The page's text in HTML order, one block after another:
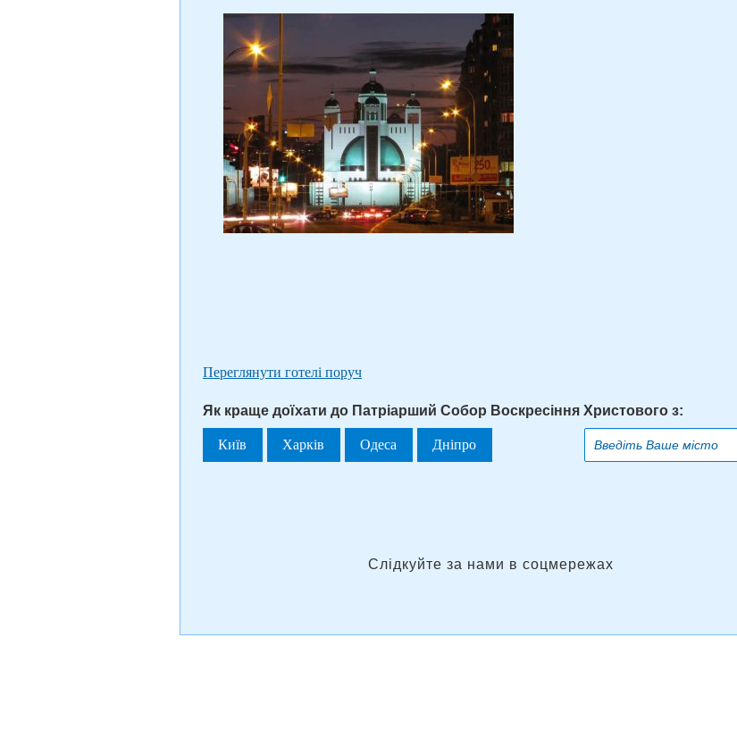
Переглянути готелі поруч
Як краще доїхати до Патріарший Собор Воскресіння Христового з:
Київ Харків Одеса Дніпро
Слідкуйте за нами в соцмережах